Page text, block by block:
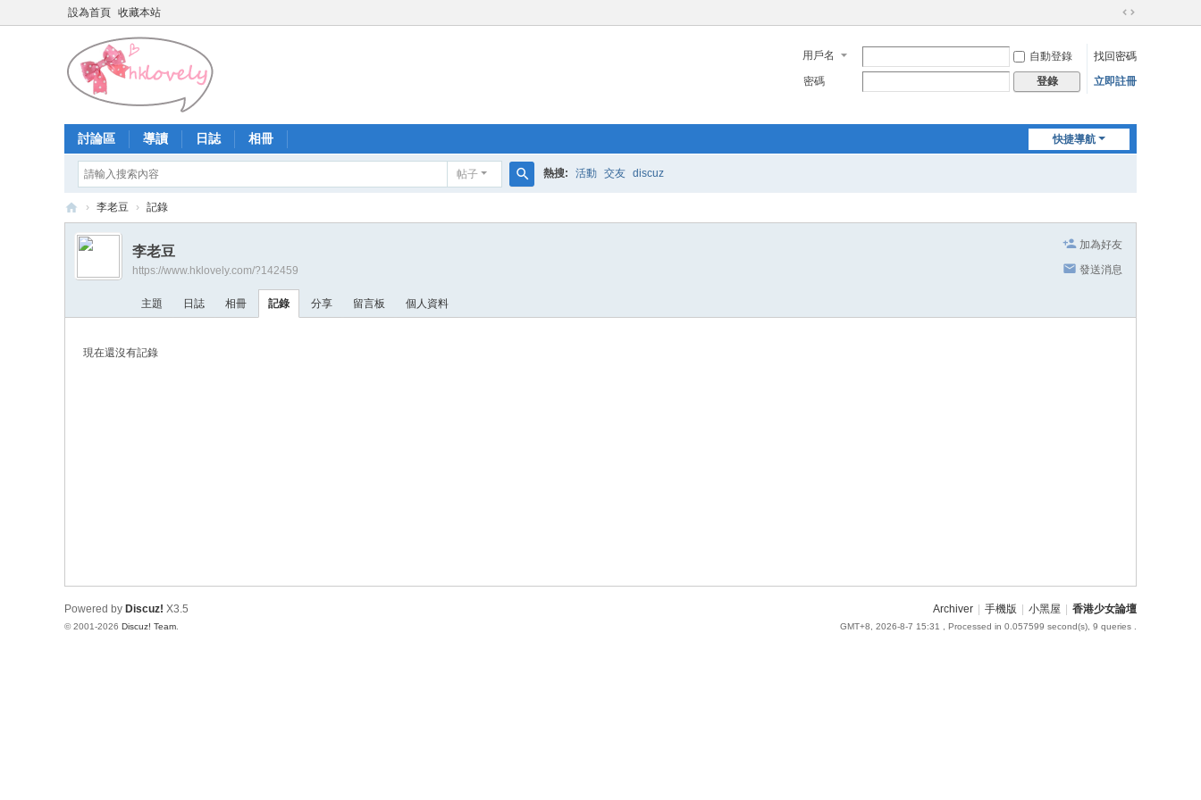
設為首頁 收藏本站
切
到
寬
用戶名 自動登錄
找回密碼
密碼
登錄 立即註冊
快捷導航
討論區 導讀 日誌 相冊
帖子
索
熱搜: 活動 交友 discuz
香
少
› 李老豆 › 記錄
加為好友
發送消息
李老豆
https://www.hklovely.com/?142459
主題 日誌 相冊 記錄 分享 留言板 個人資料
現在還沒有記錄
Archiver 手機版 小黑屋 香港少女論壇
GMT+8, 2026-8-7 15:31 , Processed in 0.057599 second(s), 9 queries .
Powered by Discuz! X3.5
© 2001-2026 Discuz! Team